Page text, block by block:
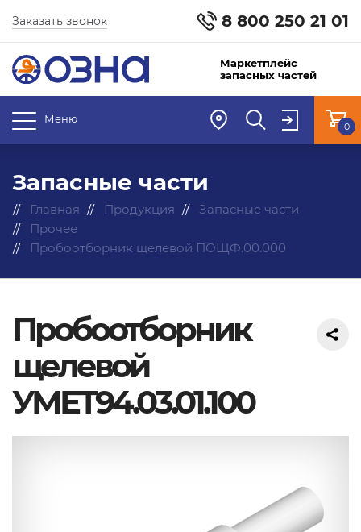
8 800 250 21 01
Заказать звонок
Маркетплейс
запасных частей
Меню
0
Запасные части
Главная Продукция
Запасные части
Прочее
Пробоотборник щелевой ПОЩФ.00.000
Пробоотборник
щелевой
УМЕТ94.03.01.100